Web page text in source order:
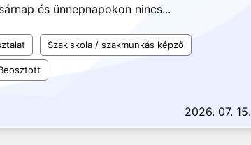
és ünnepnapokon nincs...
Szakiskola / szakmunkás képző
2026. 07. 15.